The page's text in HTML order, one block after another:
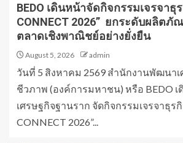
BEDO เดินหน้าจัดกิจกรรมเจรจาธุร
CONNECT 2026” ยกระดับผลิต
ตลาดเชิงพาณิชย์อย่างยั่งยืน
August 5, 2026 admin
วันที่ 5 สิงหาคม 2569 สำนักงานพัฒนา
ชีวภาพ (องค์การมหาชน) หรือ BEDO
เศรษฐกิจฐานราก จัดกิจกรรมเจรจาธุรกิ
CONNECT 2026”...